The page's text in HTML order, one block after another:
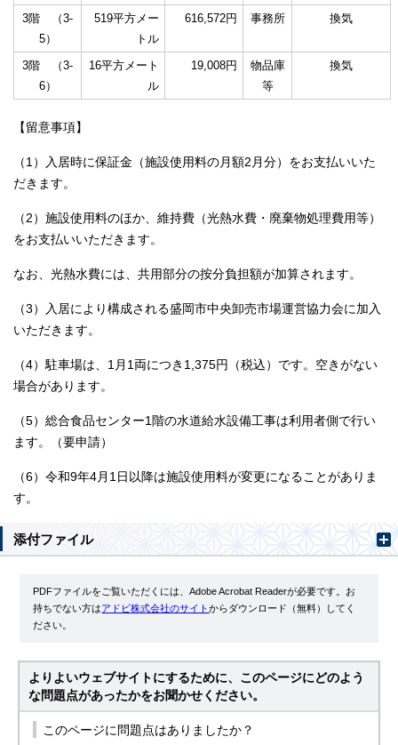
3階 （3-
5）
519平方メー
トル
616,572円 事務所 換気
3階 （3-
6）
16平方メート
ル
19,008円
物品庫
等
換気
【留意事項】
（1）入居時に保証金（施設使用料の月額2月分）をお支払いいた
だきます。
（2）施設使用料のほか、維持費（光熱水費・廃棄物処理費用等）
をお支払いいただきます。
なお、光熱水費には、共用部分の按分負担額が加算されます。
（3）入居により構成される盛岡市中央卸売市場運営協力会に加入
いただきます。
（4）駐車場は、1月1両につき1,375円（税込）です。空きがない
場合があります。
（5）総合食品センター1階の水道給水設備工事は利用者側で行い
ます。（要申請）
（6）令和9年4月1日以降は施設使用料が変更になることがありま
す。
添付ファイル
PDFファイルをご覧いただくには、Adobe Acrobat Readerが必要です。お
持ちでない方はアドビ株式会社のサイトからダウンロード（無料）してく
ださい。
よりよいウェブサイトにするために、このページにどのよう
な問題点があったかをお聞かせください。
このページに問題点はありましたか？